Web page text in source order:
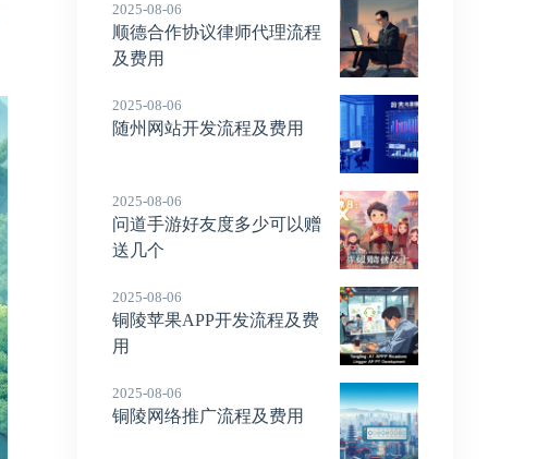
2025-08-06
顺德合作协议律师代理流程
及费用
2025-08-06
随州网站开发流程及费用
2025-08-06
问道手游好友度多少可以赠
送几个
2025-08-06
铜陵苹果APP开发流程及费
用
2025-08-06
铜陵网络推广流程及费用